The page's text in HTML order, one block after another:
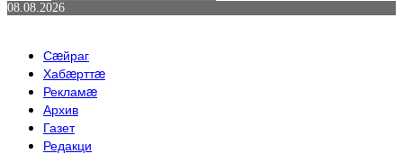
08.08.2026
Сæйраг
Хабæрттæ
Рекламæ
Архив
Газет
Редакци